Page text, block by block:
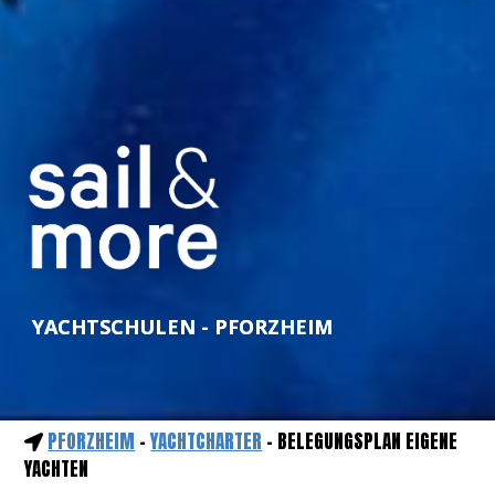
YACHTSCHULEN - PFORZHEIM
PFORZHEIM -YACHTCHARTER - BELEGUNGSPLAN EIGENE
YACHTEN